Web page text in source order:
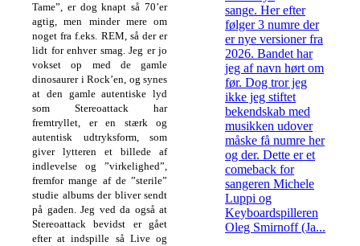
Tame”, er dog knapt så 70’er
agtig, men minder mere om
noget fra f.eks. REM, så der er
lidt for enhver smag. Jeg er jo
vokset op med de gamle
dinosaurer i Rock’en, og synes
at den gamle autentiske lyd
som Stereoattack har
fremtryllet, er en stærk og
autentisk udtryksform, som
giver lytteren et billede af
indlevelse og ”virkelighed”,
fremfor mange af de ”sterile”
studie albums der bliver sendt
på gaden. Jeg ved da også at
Stereoattack bevidst er gået
efter at indspille så Live og
sange. Her efter
følger 3 numre der
er nye versioner fra
2026. Bandet har
jeg af navn hørt om
før. Dog tror jeg
ikke jeg stiftet
bekendskab med
musikken udover
måske få numre her
og der. Dette er et
comeback for
sangeren Michele
Luppi og
Keyboardspilleren
Oleg Smirnoff (Ja...